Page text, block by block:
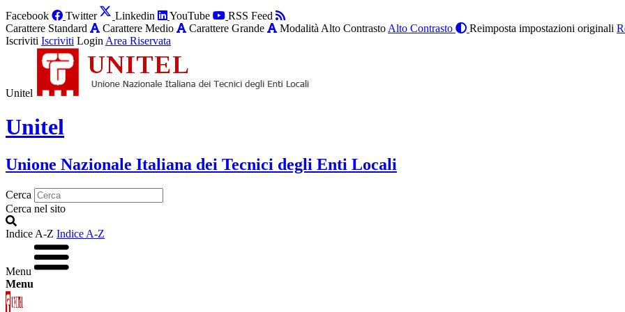
Facebook Twitter Linkedin YouTube
RSS Feed
Carattere Standard
Carattere Medio Carattere Grande Modalità Alto Contrasto Alto Contrasto Reimposta impostazioni originali
Iscriviti Iscriviti Login Area Riservata
Unitel
Unitel
Unione Nazionale Italiana dei Tecnici degli Enti Locali
Cerca
Cerca nel sito
Indice A-Z Indice A-Z
Menu
Menu